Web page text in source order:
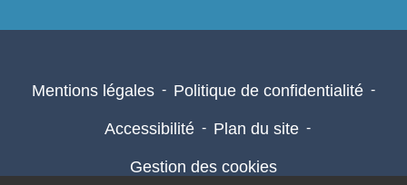
Mentions légales - Politique de confidentialité -
Accessibilité - Plan du site -
Gestion des cookies